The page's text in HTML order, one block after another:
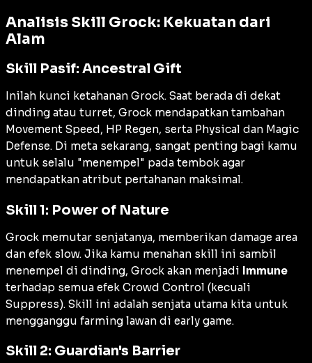
Analisis Skill Grock: Kekuatan dari
Alam
Skill Pasif: Ancestral Gift
Inilah kunci ketahanan Grock. Saat berada di dekat
dinding atau turret, Grock mendapatkan tambahan
Movement Speed , HP Regen, serta Physical dan Magic
Defense. Di meta sekarang, sangat penting bagi kamu
untuk selalu "menempel" pada tembok agar
mendapatkan atribut pertahanan maksimal.
Skill 1: Power of Nature
Grock memutar senjatanya, memberikan damage area
dan efek slow. Jika kamu menahan skill ini sambil
menempel di dinding, Grock akan menjadi Immune
terhadap semua efek Crowd Control (kecuali
Suppress). Skill ini adalah senjata utama kita untuk
mengganggu farming lawan di early game.
Skill 2: Guardian's Barrier